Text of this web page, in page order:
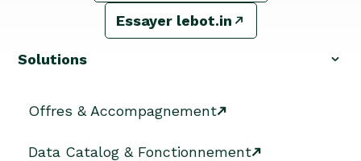
Essayer lebot.in
Solutions
Offres & Accompagnement
Data Catalog & Fonctionnement